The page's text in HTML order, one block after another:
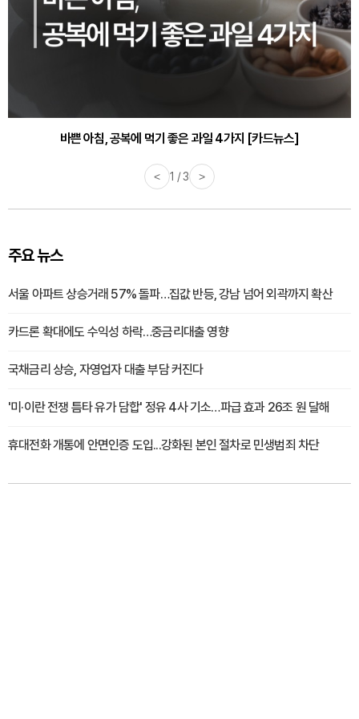
바쁜 아침, 공복에 먹기 좋은 과일 4가지 [카드뉴스]
< 1 / 3 >
주요 뉴스
서울 아파트 상승거래 57% 돌파…집값 반등, 강남 넘어 외곽까지 확산
카드론 확대에도 수익성 하락…중금리대출 영향
국채금리 상승, 자영업자 대출 부담 커진다
'미·이란 전쟁 틈타 유가 담합' 정유 4사 기소…파급 효과 26조 원 달해
휴대전화 개통에 안면인증 도입...강화된 본인 절차로 민생범죄 차단